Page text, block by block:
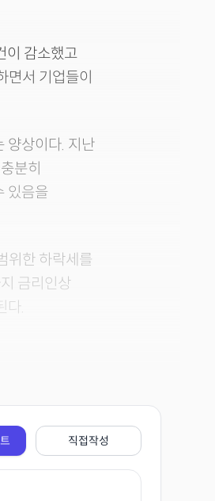
이 감소했고
서 기업들이
양상이다. 지난
분히
있음을
위한 하락세를
금리인상
다.
직접작성